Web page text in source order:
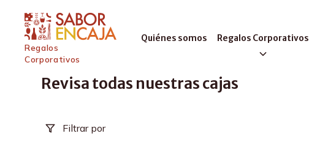
Regalos
Corporativos
Quiénes somos Regalos Corporativos
Revisa todas nuestras cajas
Filtrar por